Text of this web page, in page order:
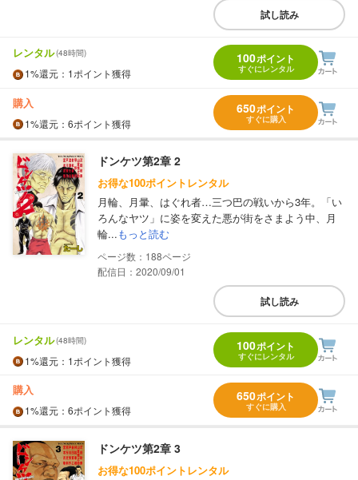
試し読み
レンタル(48時間)
1%還元 ：1ポイント獲得
100ポイント
すぐにレンタル
購入
1%還元 ：6ポイント獲得
650ポイント
すぐに購入
ドンケツ第2章 2
お得な100ポイントレンタル
月輪、月暈、はぐれ者…三つ巴の戦いから3年。「い
ろんなヤツ」に姿を変えた悪が街をさまよう中、月
輪...もっと読む
188
配信日：2020/09/01
試し読み
レンタル(48時間)
1%還元 ：1ポイント獲得
100ポイント
すぐにレンタル
購入
1%還元 ：6ポイント獲得
650ポイント
すぐに購入
ドンケツ第2章 3
お得な100ポイントレンタル